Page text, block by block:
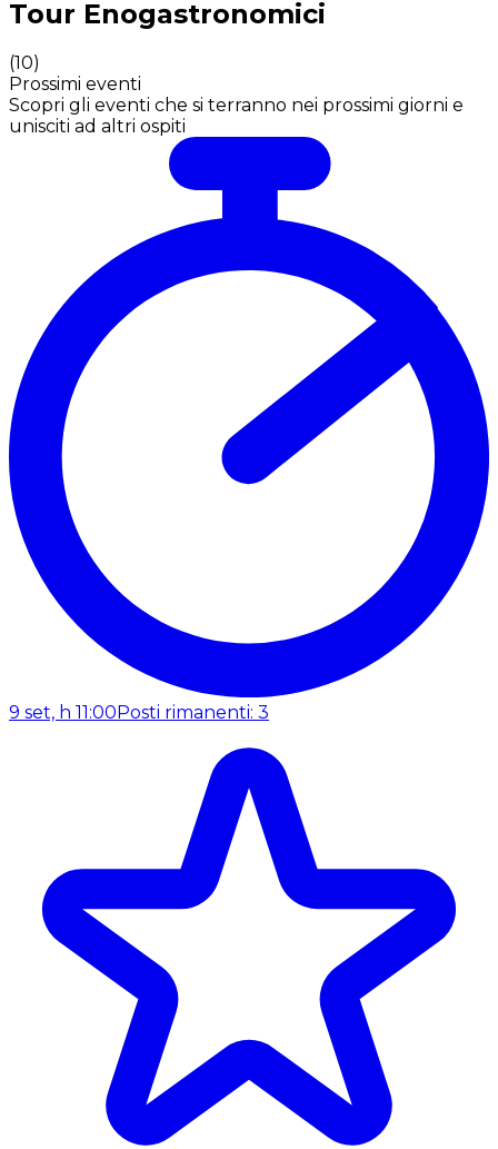
Tour Enogastronomici
(10)
Prossimi eventi
Scopri gli eventi che si terranno nei prossimi giorni e
unisciti ad altri ospiti
9 set, h 11:00 Posti rimanenti: 3